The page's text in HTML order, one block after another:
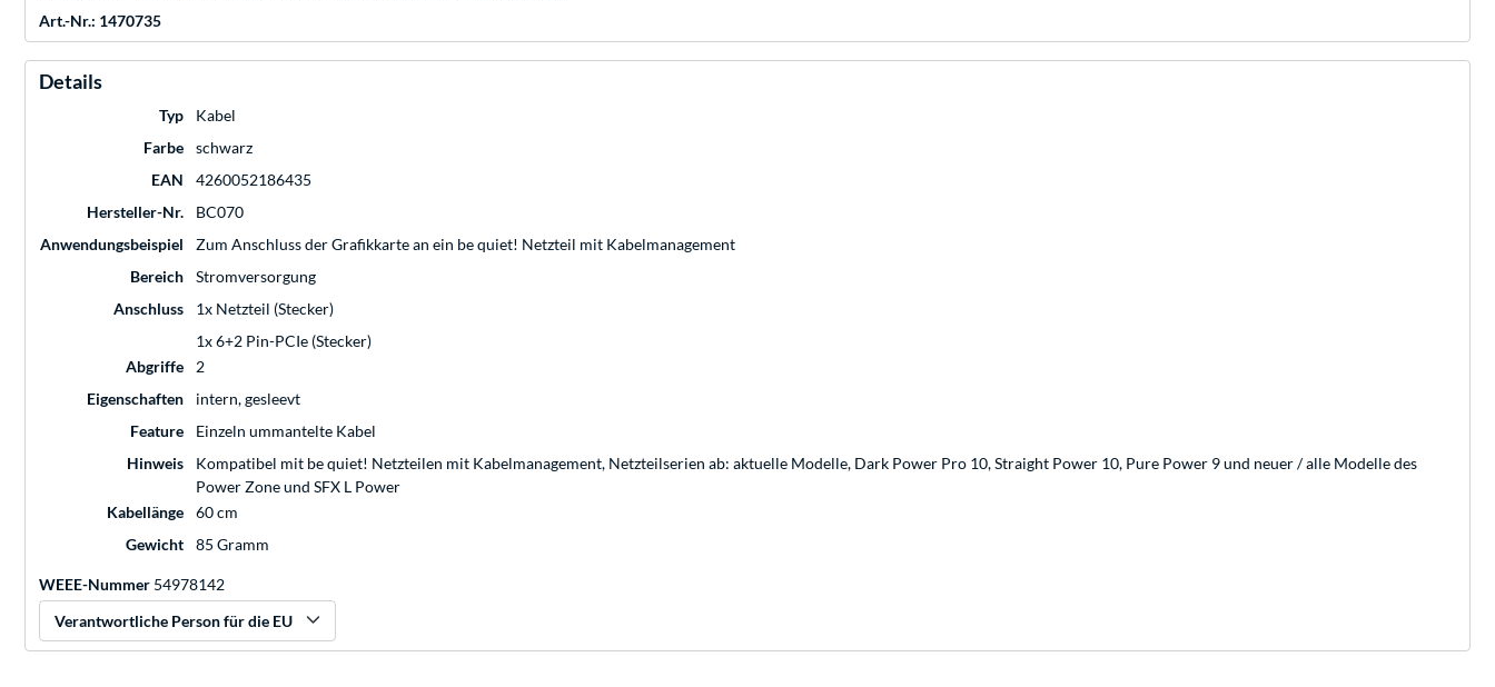
Art.-Nr.: 1470735
Details
Typ
Kabel
Farbe
schwarz
EAN
4260052186435
Hersteller-Nr.
BC070
Anwendungsbeispiel
Zum Anschluss der Grafikkarte an ein be quiet! Netzteil mit Kabelmanagement
Bereich
Stromversorgung
Anschluss
1x Netzteil (Stecker)
1x 6+2 Pin-PCIe (Stecker)
Abgriffe
2
Eigenschaften
intern, gesleevt
Feature
Einzeln ummantelte Kabel
Hinweis
Kompatibel mit be quiet! Netzteilen mit Kabelmanagement, Netzteilserien ab: aktuelle Modelle, Dark Power Pro 10, Straight Power 10, Pure Power 9 und neuer / alle Modelle des
Power Zone und SFX L Power
Kabellänge
60 cm
Gewicht
85 Gramm
WEEE-Nummer 54978142
Verantwortliche Person für die EU